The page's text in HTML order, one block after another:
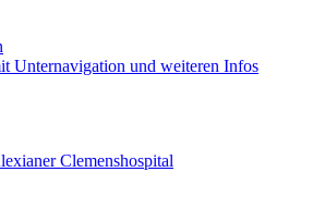
Unternavigation und weiteren Infos